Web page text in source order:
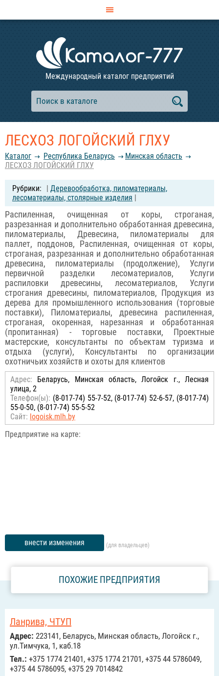
Международный каталог предприятий
ЛЕСХОЗ ЛОГОЙСКИЙ ГЛХУ
Каталог Республика Беларусь
Минская область
ЛЕСХОЗ ЛОГОЙСКИЙ ГЛХУ
| Деревообработка, пиломатериалы,
лесоматериалы, столярные изделия |
Распиленная, очищенная от коры, строганая,
разрезанная и дополнительно обработанная древесина,
пиломатериалы, Древесина, пиломатериалы для
паллет, поддонов, Распиленная, очищенная от коры,
строганая, разрезанная и дополнительно обработанная
древесина, пиломатериалы (продолжение), Услуги
первичной разделки лесоматериалов, Услуги
распиловки древесины, лесоматериалов, Услуги
строгания древесины, пиломатериалов, Продукция из
дерева для промышленного использования (торговые
поставки), Пиломатериалы, древесина распиленная,
строганая, окоренная, нарезанная и обработанная
(пропитанная) - торговые поставки, Проектные
мастерские, консультанты по объектам туризма и
отдыха (услуги), Консультанты по организации
охотничьих хозяйств и охоты для клиентов
Адрес: Беларусь, Минская область, Логойск г., Лесная
улица, 2
Телефон(ы): (8-017-74) 55-7-52, (8-017-74) 52-6-57, (8-017-74)
55-0-50, (8-017-74) 55-5-52
Сайт: logoisk.mlh.by
Предприятие на карте:
внести изменения (для владельцев)
ПОХОЖИЕ ПРЕДПРИЯТИЯ
Ланрива, ЧТУП
Адрес: 223141, Беларусь, Минская область, Логойск г.,
ул.Тимчука, 1, каб.18
Тел.: +375 1774 21401, +375 1774 21701, +375 44 5786049,
+375 44 5786095, +375 29 7014842